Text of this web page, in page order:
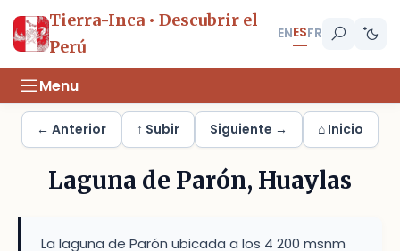
Tierra-Inca • Descubrir el
Perú
ENESFR
Menu
← Anterior ↑ Subir Siguiente → ⌂ Inicio
Laguna de Parón, Huaylas
La laguna de Parón ubicada a los 4 200 msnm